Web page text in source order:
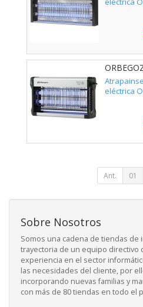
eléctrica
Ant. 01
Sobre Nosotros
Somos una cadena de tiendas de
trayectoria de un equipo directivo
experiencia en el sector
las necesidades del cliente, por
incorporando nuevas familias y
con más de 80 tiendas en todo el